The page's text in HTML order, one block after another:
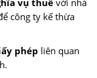
vụ thuếvới nhà
công ty kế thừa
phép liên quan